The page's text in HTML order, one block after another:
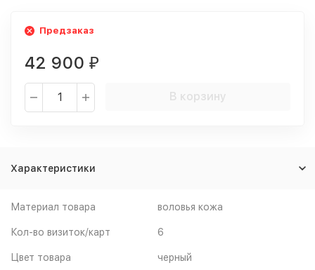
Предзаказ
42 900 ₽
В корзину
Характеристики
Материал товара воловья кожа
Кол-во визиток/карт 6
Цвет товара черный